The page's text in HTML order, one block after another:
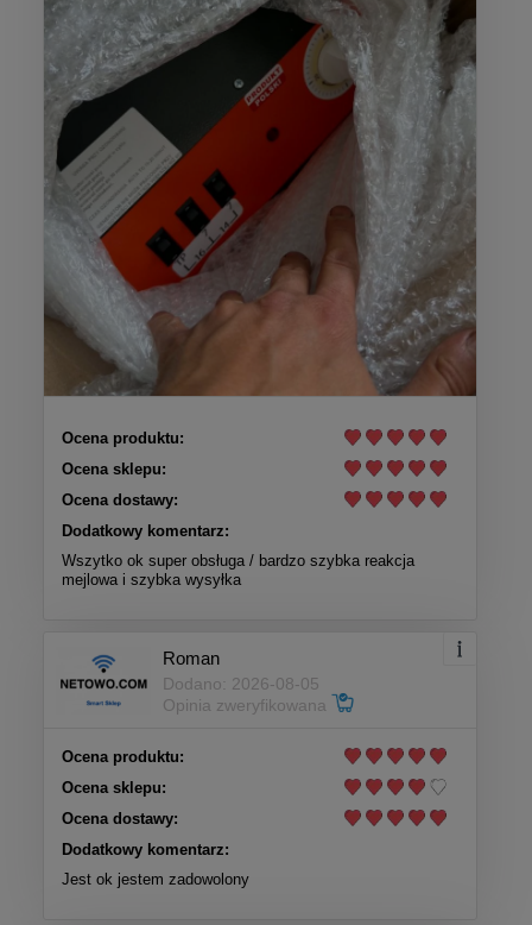
Ocena produktu:
Ocena sklepu:
Ocena dostawy:
Dodatkowy komentarz:
Wszytko ok super obsługa / bardzo szybka reakcja
mejlowa i szybka wysyłka
Roman
Dodano: 2026-08-05
Opinia zweryfikowana
Ocena produktu:
Ocena sklepu:
Ocena dostawy:
Dodatkowy komentarz:
Jest ok jestem zadowolony